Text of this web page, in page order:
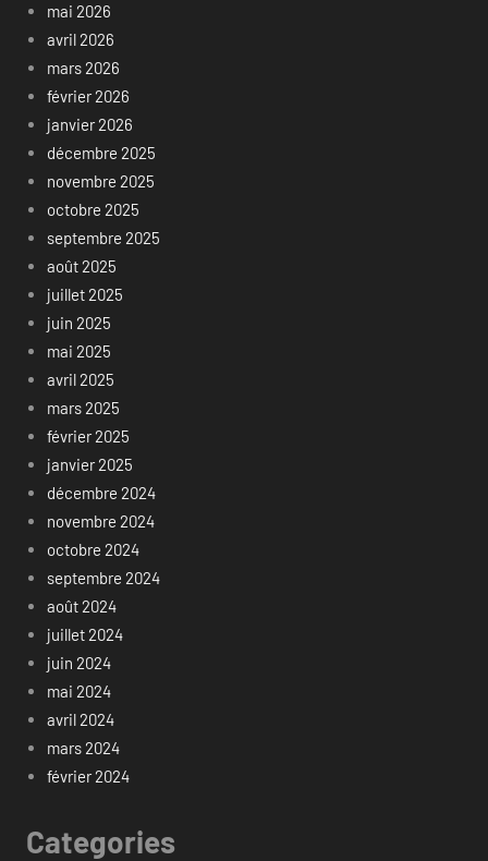
mai 2026
avril 2026
mars 2026
février 2026
janvier 2026
décembre 2025
novembre 2025
octobre 2025
septembre 2025
août 2025
juillet 2025
juin 2025
mai 2025
avril 2025
mars 2025
février 2025
janvier 2025
décembre 2024
novembre 2024
octobre 2024
septembre 2024
août 2024
juillet 2024
juin 2024
mai 2024
avril 2024
mars 2024
février 2024
Categories